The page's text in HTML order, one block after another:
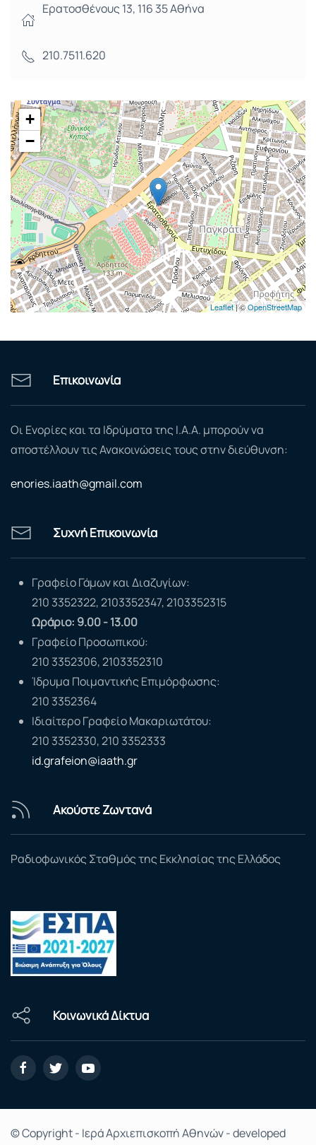
Ερατοσθένους 13, 116 35 Αθήνα
210.7511.620
+
−
Leaflet| ©OpenStreetMap
Επικοινωνία
Οι Ενορίες και τα Ιδρύματα της Ι.Α.Α. μπορούν να
αποστέλλουν τις Ανακοινώσεις τους στην διεύθυνση:
enories.iaath@gmail.com
Συχνή Επικοινωνία
Γραφείο Γάμων και Διαζυγίων:
210 3352322, 2103352347, 2103352315
Ωράριο: 9.00 - 13.00
Γραφείο Προσωπικού:
210 3352306, 2103352310
Ίδρυμα Ποιμαντικής Επιμόρφωσης:
210 3352364
Ιδιαίτερο Γραφείο Μακαριωτάτου:
210 3352330, 210 3352333
id.grafeion@iaath.gr
Ακούστε Ζωντανά
Ραδιοφωνικός Σταθμός της Εκκλησίας της Ελλάδος
Κοινωνικά Δίκτυα
© Copyright - Ιερά Αρχιεπισκοπή Αθηνών - developed